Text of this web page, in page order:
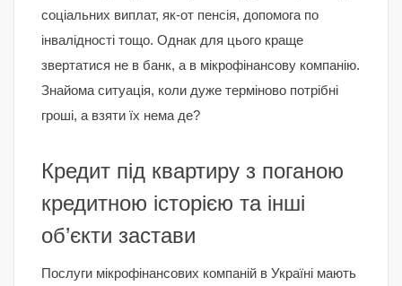
соціальних виплат, як-от пенсія, допомога по
інвалідності тощо. Однак для цього краще
звертатися не в банк, а в мікрофінансову компанію.
Знайома ситуація, коли дуже терміново потрібні
гроші, а взяти їх нема де?
Кредит під квартиру з поганою
кредитною історією та інші
об’єкти застави
Послуги мікрофінансових компаній в Україні мають